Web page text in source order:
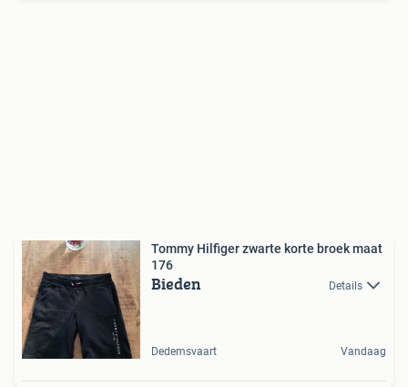
Tommy Hilfiger zwarte korte broek maat
176
Bieden Details
Dedemsvaart Vandaag